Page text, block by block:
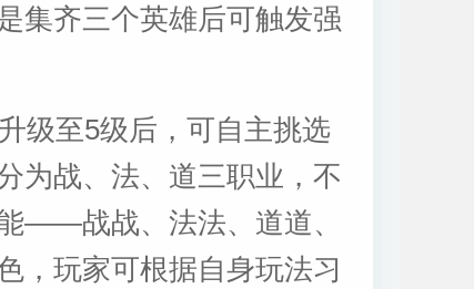
集齐三个英雄后可触发强
级至5级后，可自主挑选
为战、法、道三职业，不
——战战、法法、道道、
，玩家可根据自身玩法习